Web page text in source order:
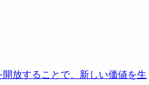
放することで、新しい価値を生